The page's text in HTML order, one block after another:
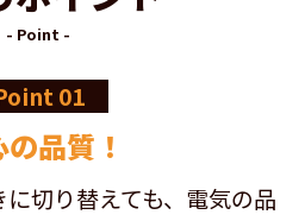
- Point -
01
品質！
切り替えても、電気の品